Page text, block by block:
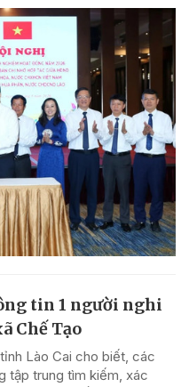
tin 1 người nghi
Chế Tạo
Lào Cai cho biết, các
tập trung tìm kiếm, xác